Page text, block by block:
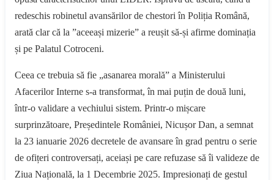
redeschis robinetul avansărilor de chestori în Poliția Română,
arată clar că la ”aceeași mizerie” a reușit să-și afirme dominația
și pe Palatul Cotroceni.
Ceea ce trebuia să fie „asanarea morală” a Ministerului
Afacerilor Interne s-a transformat, în mai puțin de două luni,
într-o validare a vechiului sistem. Printr-o mișcare
surprinzătoare, Președintele României, Nicușor Dan, a semnat
la 23 ianuarie 2026 decretele de avansare în grad pentru o serie
de ofițeri controversați, aceiași pe care refuzase să îi valideze de
Ziua Națională, la 1 Decembrie 2025. Impresionați de gestul